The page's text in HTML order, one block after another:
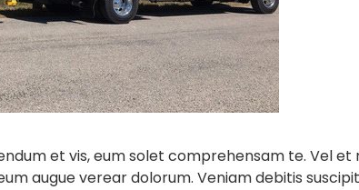
et vis, eum solet comprehensam te. Vel et
augue verear dolorum. Veniam debitis